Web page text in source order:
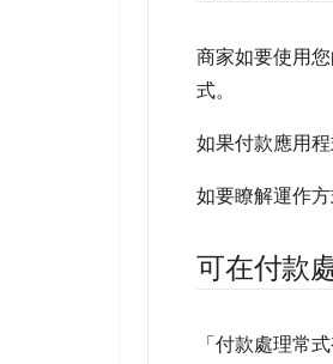
商家如要使用
式。
如果付款應用
如要瞭解運作
可在付款
「付款處理常